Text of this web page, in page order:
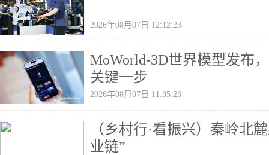
2026年08月07日 12:12:23
MoWorld-3D世界模型发布
关键一步
2026年08月07日 11:35:23
（乡村行·看振兴）秦岭北
业链”